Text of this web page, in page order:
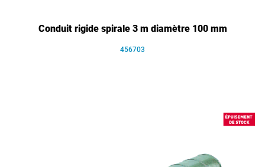
Conduit rigide spirale 3 m diamètre 100 mm
456703